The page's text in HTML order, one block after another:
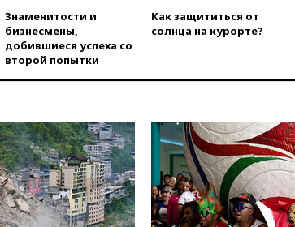
вчера,
вчера,
вчера,
вчера,
Знаменитости и
бизнесмены,
добившиеся успеха со
второй попытки
Как защититься от
солнца на курорте?